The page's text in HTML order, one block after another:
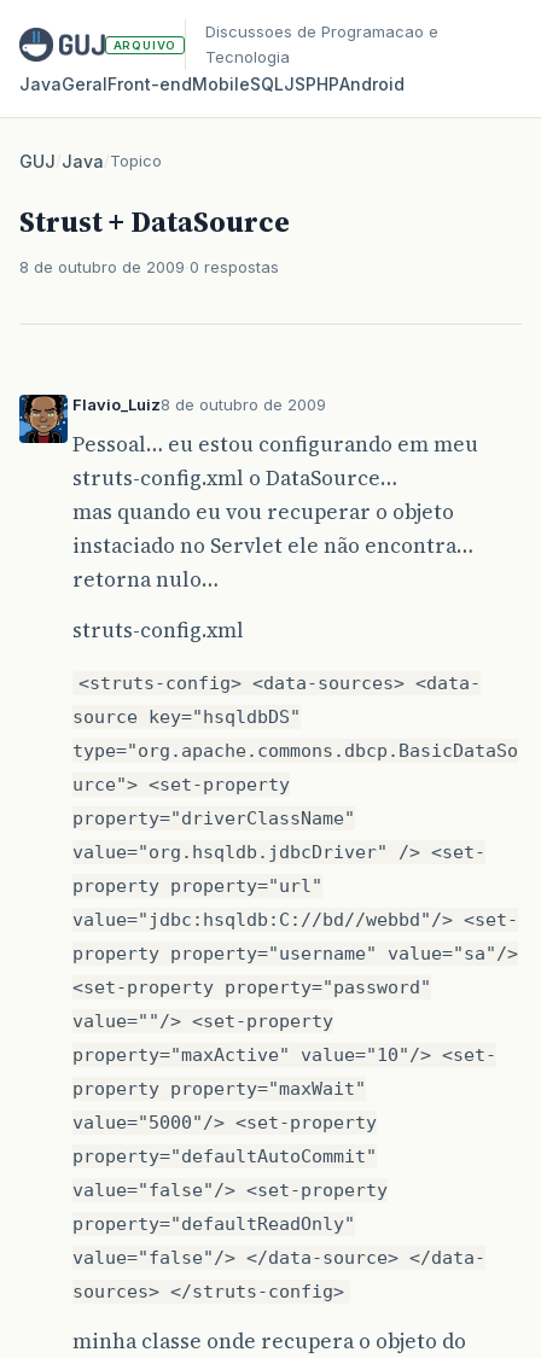
ARQUIVO
Discussoes de Programacao e
Tecnologia
JavaGeralFront‑endMobileSQLJSPHPAndroid
GUJ/Java/Topico
Strust + DataSource
8 de outubro de 2009 0 respostas
Flavio_Luiz8 de outubro de 2009
Pessoal… eu estou configurando em meu
struts-config.xml o DataSource…
mas quando eu vou recuperar o objeto
instaciado no Servlet ele não encontra…
retorna nulo…
struts-config.xml
<struts-config> <data-sources> <data-
source key="hsqldbDS"
type="org.apache.commons.dbcp.BasicDataSo
urce"> <set-property
property="driverClassName"
value="org.hsqldb.jdbcDriver" /> <set-
property property="url"
value="jdbc:hsqldb:C://bd//webbd"/> <set-
property property="username" value="sa"/>
<set-property property="password"
value=""/> <set-property
property="maxActive" value="10"/> <set-
property property="maxWait"
value="5000"/> <set-property
property="defaultAutoCommit"
value="false"/> <set-property
property="defaultReadOnly"
value="false"/> </data-source> </data-
sources> </struts-config>
minha classe onde recupera o objeto do